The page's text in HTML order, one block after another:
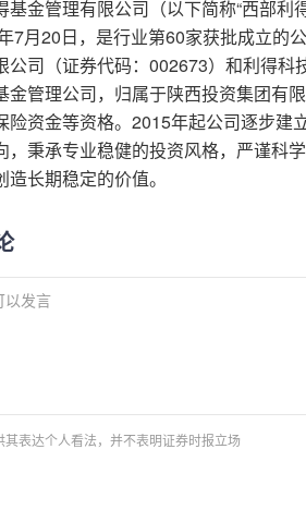
基金管理有限公司（以下简称“西部利
7月20日，是行业第60家获批成立的
公司（证券代码：002673）和利得
金管理公司，归属于陕西投资集团有
险资金等资格。2015年起公司逐步建
，秉承专业稳健的投资风格，严谨科
造长期稳定的价值。
以发言
其表达个人看法，并不表明证券时报立场